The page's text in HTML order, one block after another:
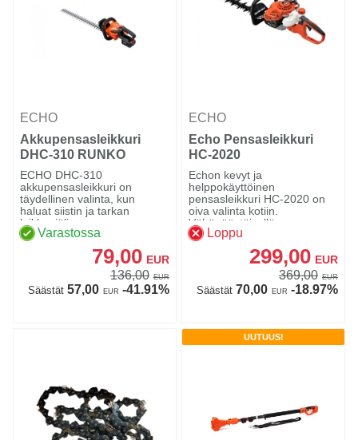
ECHO
Akkupensasleikkuri
DHC-310 RUNKO
ECHO DHC-310
akkupensasleikkuri on
täydellinen valinta, kun
haluat siistin ja tarkan
leikkuujäljen ...
Varastossa
79,00 EUR
136,00 EUR
Säästät57,00 EUR -41.91%
ECHO
Echo Pensasleikkuri
HC-2020
Echon kevyt ja
helppokäyttöinen
pensasleikkuri HC-2020 on
oiva valinta kotiin.
Vähäpäästöisellä, am...
Loppu
299,00 EUR
369,00 EUR
Säästät70,00 EUR -18.97%
UUTUUS!